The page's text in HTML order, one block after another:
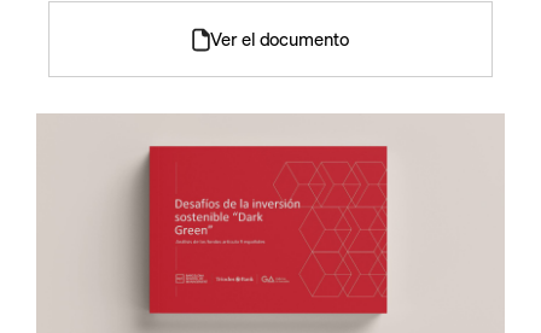
Ver el documento